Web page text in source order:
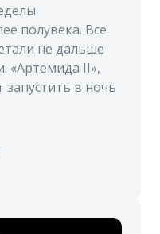
полувека. Все
не дальше
«Артемида II»,
запустить в ночь